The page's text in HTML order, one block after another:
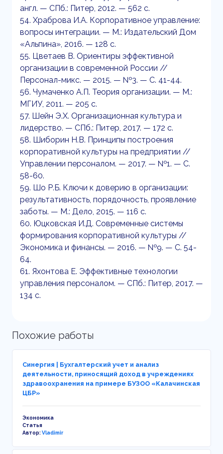
англ. — СПб.: Питер, 2012. — 562 с.
54. Храброва И.А. Корпоративное управление:
вопросы интеграции. — М.: Издательский Дом
«Альпина», 2016. — 128 с.
55. Цветаев В. Ориентиры эффективной
организации в современной России //
Персонал-микс. — 2015. — №3. — С. 41-44.
56. Чумаченко А.П. Теория организации. — М.:
МГИУ, 2011. — 205 с.
57. Шейн Э.Х. Организационная культура и
лидерство. — СПб.: Питер, 2017. — 172 с.
58. Шиборин Н.В. Принципы построения
корпоративной культуры на предприятии //
Управлении персоналом. — 2017. — №1. — С.
58-60.
59. Шо Р.Б. Ключи к доверию в организации:
результативность, порядочность, проявление
заботы. — М.: Дело, 2015. — 116 с.
60. Юцковская И.Д. Современные системы
формирования корпоративной культуры //
Экономика и финансы. — 2016. — №9. — С. 54-
64.
61. Яхонтова Е. Эффективные технологии
управления персоналом. — СПб.: Питер, 2017. —
134 с.
Похожие работы
Синергия | Бухгалтерский учет и анализ
деятельности, приносящий доход в учреждениях
здравоохранения на примере БУЗОО «Калачинская
ЦБР»
Экономика
Статья
Автор:Vladimir